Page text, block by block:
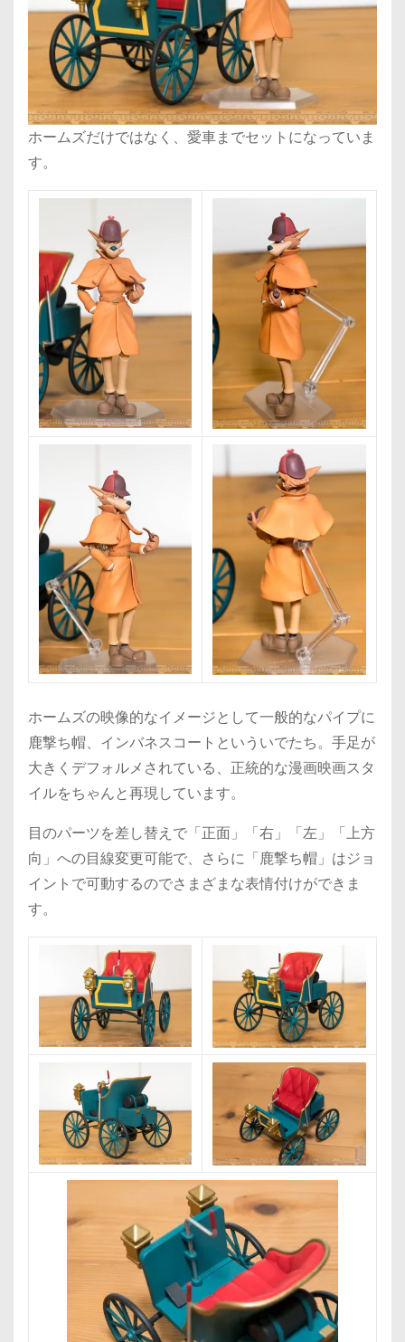
ホームズだけではなく、愛車までセットになっていま
す。
ホームズの映像的なイメージとして一般的なパイプに
鹿撃ち帽、インバネスコートといういでたち。手足が
大きくデフォルメされている、正統的な漫画映画スタ
イルをちゃんと再現しています。
目のパーツを差し替えで「正面」「右」「左」「上方
向」への目線変更可能で、さらに「鹿撃ち帽」はジョ
イントで可動するのでさまざまな表情付けができま
す。